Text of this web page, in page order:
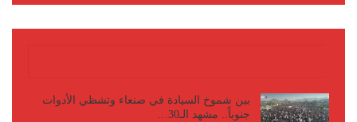
بين شموخ السيادة في صنعاء وتشظي الأدوات
جنوباً.. مشهد الـ30…